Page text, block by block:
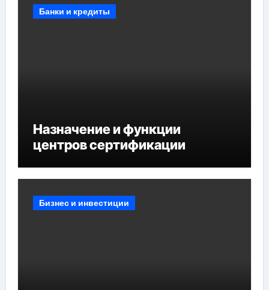
Банки и кредиты
Назначение и функции
центров сертификации
Бизнес и инвестиции